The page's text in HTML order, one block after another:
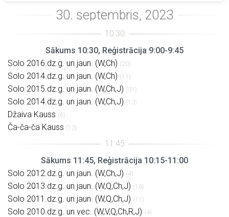
Sākums 10:30, Reģistrācija 9:00-9:45
Solo 2016.dz.g. un jaun. (W,Ch) (20)
Solo 2014.dz.g. un jaun. (W,Ch) (11)
Solo 2015.dz.g. un jaun. (W,Ch,J) (31)
Solo 2014.dz.g. un jaun. (W,Ch,J) (13)
Džaiva Kauss (6)
Ča-ča-ča Kauss (13)
Sākums 11:45, Reģistrācija 10:15-11:00
Solo 2012.dz.g. un jaun. (W,Ch,J) (4)
Solo 2013.dz.g. un jaun. (W,Q,Ch,J) (18)
Solo 2011.dz.g. un jaun. (W,Q,Ch,J) (11)
Solo 2010.dz.g. un vec. (W,V,Q,Ch,R,J) (4)